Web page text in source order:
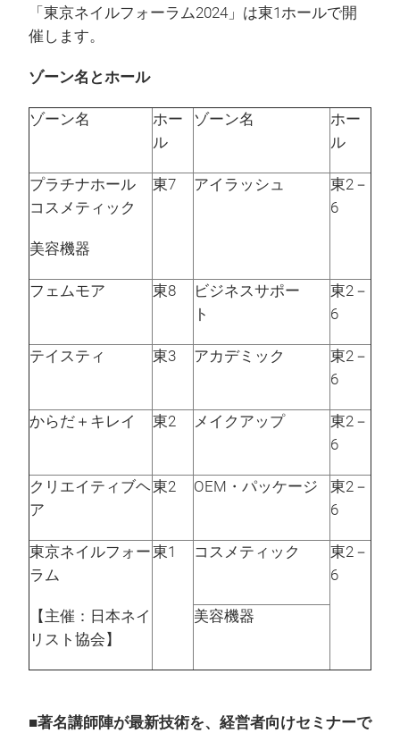
「東京ネイルフォーラム2024」は東1ホールで開
催します。
ゾーン名とホール
ゾーン名
ホー
ル
ゾーン名
ホー
ル
プラチナホール
コスメティック
美容機器
東7 アイラッシュ
東2－
6
フェムモア 東8
ビジネスサポー
ト
東2－
6
テイスティ 東3 アカデミック
東2－
6
からだ＋キレイ 東2 メイクアップ
東2－
6
クリエイティブヘ
ア
東2 OEM・パッケージ
東2－
6
東京ネイルフォー
ラム
【主催：日本ネイ
リスト協会】
東1 コスメティック
東2－
6
美容機器
■著名講師陣が最新技術を、経営者向けセミナーで